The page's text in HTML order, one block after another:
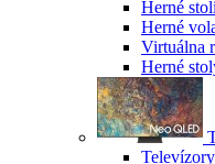
Herné
Herné
Virtuálna
Herné
Televízory